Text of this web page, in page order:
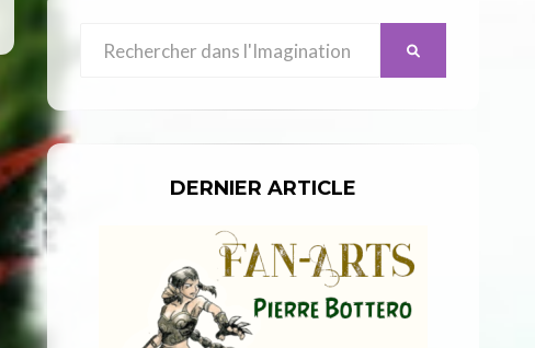
for:
DERNIER ARTICLE